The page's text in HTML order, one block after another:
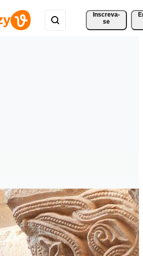
Inscreva-
se